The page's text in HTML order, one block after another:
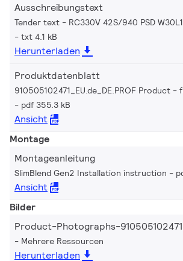
Ausschreibungstext
Tender text - RC330V 42S/940 PSD
txt 4.1 kB
Herunterladen
Produktdatenblatt
910505102471_EU.de_DE.PROF Product
pdf 355.3 kB
Ansicht
Montage
Montageanleitung
SlimBlend Gen2 Installation instruction
Ansicht
Bilder
Product-Photographs-
Mehrere Ressourcen
Herunterladen